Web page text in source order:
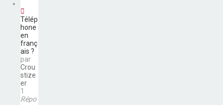
Télép
hone
en
franç
ais ?
par
Crou
stize
er
1
Répo